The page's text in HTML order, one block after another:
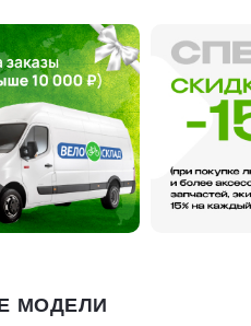
МОДЕЛИ